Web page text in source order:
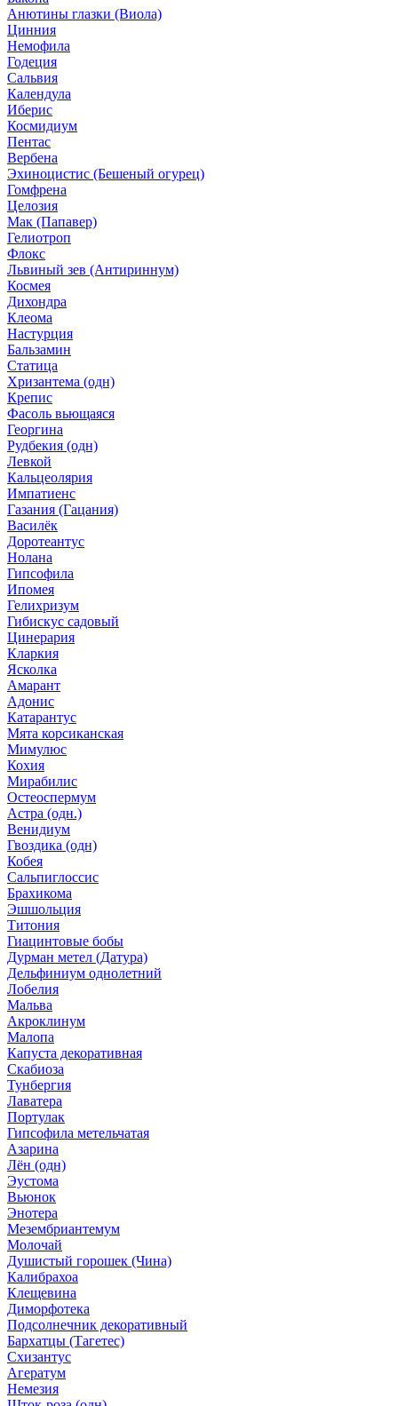
Анютины глазки (Виола)
Цинния
Немофила
Годеция
Сальвия
Календула
Иберис
Космидиум
Пентас
Вербена
Эхиноцистис (Бешеный огурец)
Гомфрена
Целозия
Мак (Папавер)
Гелиотроп
Флокс
Львиный зев (Антириннум)
Космея
Дихондра
Клеома
Настурция
Бальзамин
Статица
Хризантема (одн)
Крепис
Фасоль вьющаяся
Георгина
Рудбекия (одн)
Левкой
Кальцеолярия
Импатиенс
Газания (Гацания)
Василёк
Доротеантус
Нолана
Гипсофила
Ипомея
Гелихризум
Гибискус садовый
Цинерария
Кларкия
Ясколка
Амарант
Адонис
Катарантус
Мята корсиканская
Мимулюс
Кохия
Мирабилис
Остеоспермум
Астра (одн.)
Венидиум
Гвоздика (одн)
Кобея
Сальпиглоссис
Брахикома
Эшшольция
Титония
Гиацинтовые бобы
Дурман метел (Датура)
Дельфиниум однолетний
Лобелия
Мальва
Акроклинум
Малопа
Капуста декоративная
Скабиоза
Тунбергия
Лаватера
Портулак
Гипсофила метельчатая
Азарина
Лён (одн)
Эустома
Вьюнок
Энотера
Мезембриантемум
Молочай
Душистый горошек (Чина)
Калибрахоа
Клещевина
Диморфотека
Подсолнечник декоративный
Бархатцы (Тагетес)
Схизантус
Агератум
Немезия